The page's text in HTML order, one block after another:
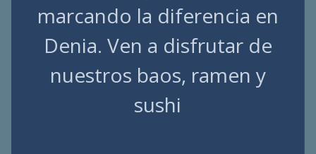
marcando la diferencia en
Denia. Ven a disfrutar de
nuestros baos, ramen y
sushi